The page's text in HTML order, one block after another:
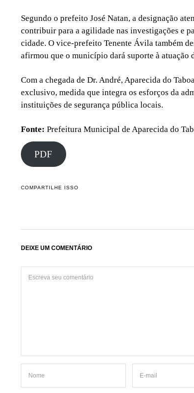
Segundo o prefeito José Natan, a designação
contribuir para a agilidade nas investigações e
cidade. O vice-prefeito Tenente Ávila também
afirmou que o município dará suporte à atuação
Com a chegada de Dr. André, Aparecida do
exclusivo, medida que integra os esforços da
instituições de segurança pública locais.
Fonte: Prefeitura Municipal de Aparecida do
PDF
COMPARTILHE ISSO
DEIXE UM COMENTÁRIO